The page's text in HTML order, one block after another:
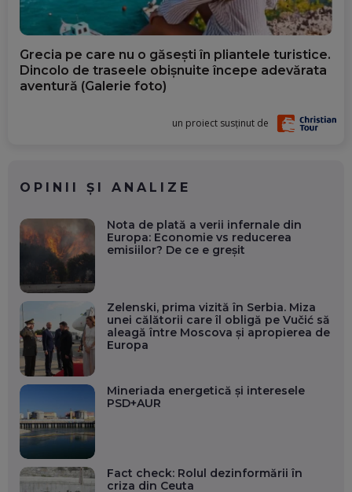
Grecia pe care nu o găsești în pliantele turistice.
Dincolo de traseele obișnuite începe adevărata
aventură (Galerie foto)
un proiect susținut de
OPINII ȘI ANALIZE
Nota de plată a verii infernale din
Europa: Economie vs reducerea
emisiilor? De ce e greșit
Zelenski, prima vizită în Serbia. Miza
unei călătorii care îl obligă pe Vučić să
aleagă între Moscova și apropierea de
Europa
Mineriada energetică și interesele
PSD+AUR
Fact check: Rolul dezinformării în
criza din Ceuta